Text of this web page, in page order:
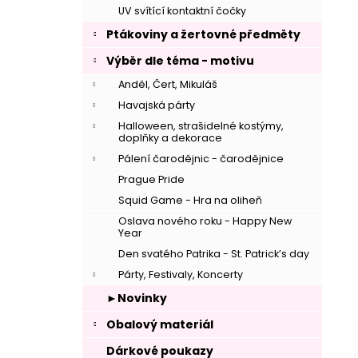
UV svítící kontaktní čočky
Ptákoviny a žertovné předměty
Výběr dle téma - motivu
Anděl, Čert, Mikuláš
Havajská párty
Halloween, strašidelné kostýmy,
doplňky a dekorace
Pálení čarodějnic - čarodějnice
Prague Pride
Squid Game - Hra na oliheň
Oslava nového roku - Happy New
Year
Den svatého Patrika - St. Patrick’s day
Párty, Festivaly, Koncerty
►Novinky
Obalový materiál
Dárkové poukazy